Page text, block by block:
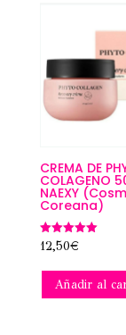
CREMA DE
COLAGENO
NAEXY
Coreana)
Valorado
con
12,50€
Añadir al